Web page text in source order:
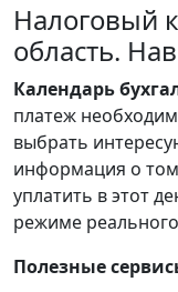
Налоговый
область.
Календарь
платеж
выбрать
информация о
уплатить в этот
режиме
Полезные